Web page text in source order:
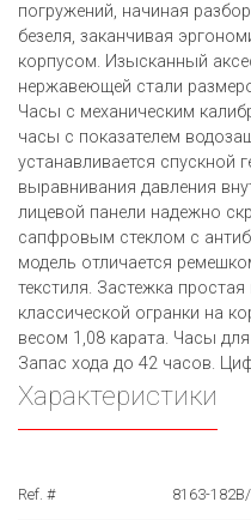
погружений, начиная
безеля, заканчивая
корпусом. Изысканный
нержавеющей стали
Часы с механическим
часы с показателем
устанавливается спускной
выравнивания давления
лицевой панели надежно
сапфровым стеклом с
модель отличается
текстиля. Застежка
классической огранки на
весом 1,08 карата. Часы
Запас хода до 42 часов.
Характеристики
Ref. # 8163-